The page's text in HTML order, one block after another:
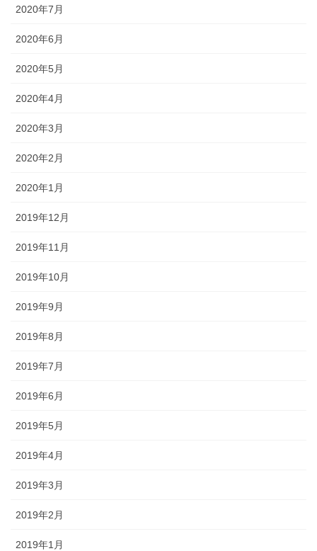
2020年7月
2020年6月
2020年5月
2020年4月
2020年3月
2020年2月
2020年1月
2019年12月
2019年11月
2019年10月
2019年9月
2019年8月
2019年7月
2019年6月
2019年5月
2019年4月
2019年3月
2019年2月
2019年1月